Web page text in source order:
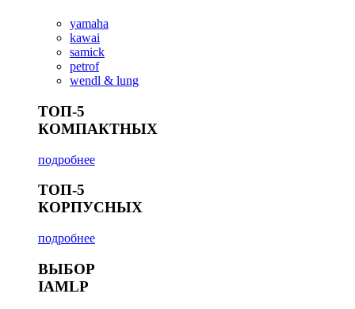
yamaha
kawai
samick
petrof
wendl & lung
ТОП-5
КОМПАКТНЫХ
подробнее
ТОП-5
КОРПУСНЫХ
подробнее
ВЫБОР
IAMLP